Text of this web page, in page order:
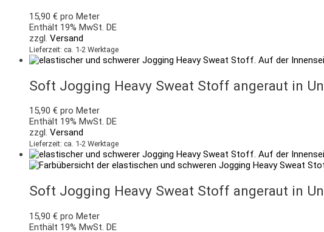
15,90 € pro Meter
Enthält 19% MwSt. DE
zzgl. Versand
Lieferzeit: ca. 1-2 Werktage
Soft Jogging Heavy Sweat Stoff angeraut in
15,90 € pro Meter
Enthält 19% MwSt. DE
zzgl. Versand
Lieferzeit: ca. 1-2 Werktage
Soft Jogging Heavy Sweat Stoff angeraut in
15,90 € pro Meter
Enthält 19% MwSt. DE